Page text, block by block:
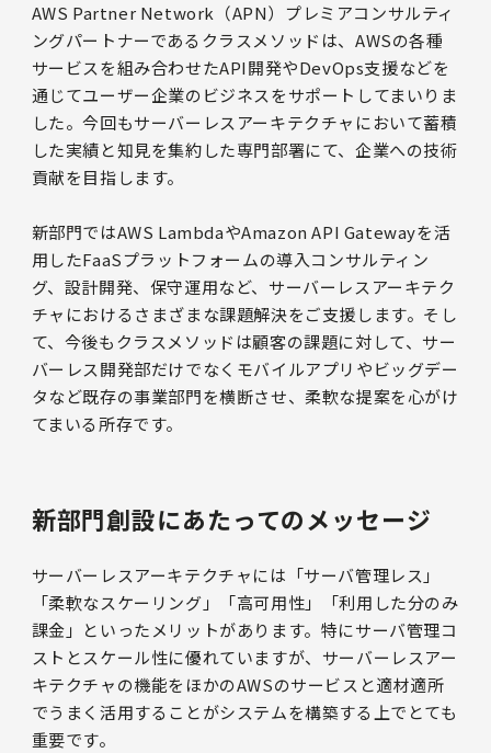
AWS Partner Network（APN）プレミアコンサルティ
ングパートナーであるクラスメソッドは、AWSの各種
サービスを組み合わせたAPI開発やDevOps支援などを
通じてユーザー企業のビジネスをサポートしてまいりま
した。今回もサーバーレスアーキテクチャにおいて蓄積
した実績と知見を集約した専門部署にて、企業への技術
貢献を目指します。
新部門ではAWS LambdaやAmazon API Gatewayを活
用したFaaSプラットフォームの導入コンサルティン
グ、設計開発、保守運用など、サーバーレスアーキテク
チャにおけるさまざまな課題解決をご支援します。そし
て、今後もクラスメソッドは顧客の課題に対して、サー
バーレス開発部だけでなくモバイルアプリやビッグデー
タなど既存の事業部門を横断させ、柔軟な提案を心がけ
てまいる所存です。
新部門創設にあたってのメッセージ
サーバーレスアーキテクチャには「サーバ管理レス」
「柔軟なスケーリング」「高可用性」「利用した分のみ
課金」といったメリットがあります。特にサーバ管理コ
ストとスケール性に優れていますが、サーバーレスアー
キテクチャの機能をほかのAWSのサービスと適材適所
でうまく活用することがシステムを構築する上でとても
重要です。